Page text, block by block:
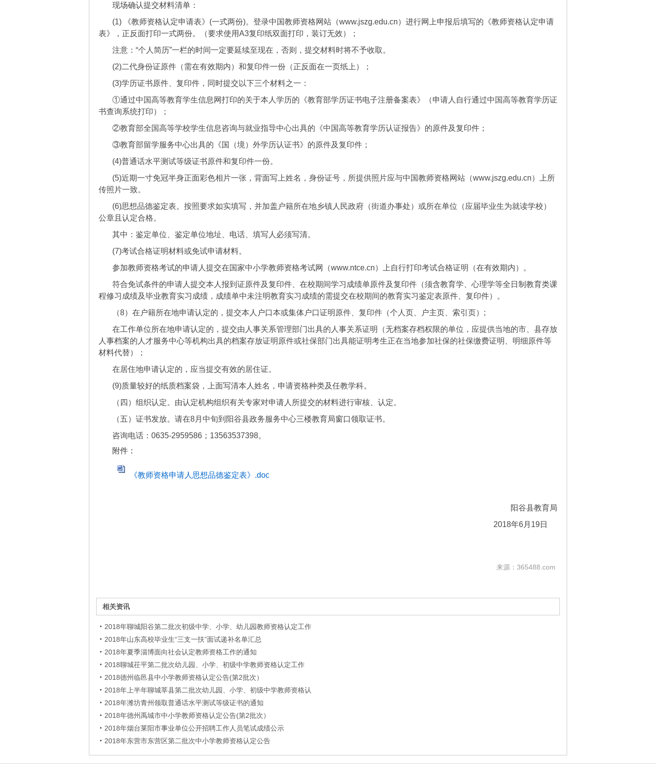
现场确认提交材料清单：
(1) 《教师资格认定申请表》(一式两份)。登录中国教师资格网站（www.jszg.edu.cn）进行网上申报后填写的《教师资格认定申请
表》，正反面打印一式两份。（要求使用A3复印纸双面打印，装订无效）；
注意：“个人简历”一栏的时间一定要延续至现在，否则，提交材料时将不予收取。
(2)二代身份证原件（需在有效期内）和复印件一份（正反面在一页纸上）；
(3)学历证书原件、复印件，同时提交以下三个材料之一：
①通过中国高等教育学生信息网打印的关于本人学历的《教育部学历证书电子注册备案表》（申请人自行通过中国高等教育学历证
书查询系统打印）；
②教育部全国高等学校学生信息咨询与就业指导中心出具的《中国高等教育学历认证报告》的原件及复印件；
③教育部留学服务中心出具的《国（境）外学历认证书》的原件及复印件；
(4)普通话水平测试等级证书原件和复印件一份。
(5)近期一寸免冠半身正面彩色相片一张，背面写上姓名，身份证号，所提供照片应与中国教师资格网站（www.jszg.edu.cn）上所
传照片一致。
(6)思想品德鉴定表。按照要求如实填写，并加盖户籍所在地乡镇人民政府（街道办事处）或所在单位（应届毕业生为就读学校）
公章且认定合格。
其中：鉴定单位、鉴定单位地址、电话、填写人必须写清。
(7)考试合格证明材料或免试申请材料。
参加教师资格考试的申请人提交在国家中小学教师资格考试网（www.ntce.cn）上自行打印考试合格证明（在有效期内）。
符合免试条件的申请人提交本人报到证原件及复印件、在校期间学习成绩单原件及复印件（须含教育学、心理学等全日制教育类课
程修习成绩及毕业教育实习成绩，成绩单中未注明教育实习成绩的需提交在校期间的教育实习鉴定表原件、复印件）。
（8）在户籍所在地申请认定的，提交本人户口本或集体户口证明原件、复印件（个人页、户主页、索引页）;
在工作单位所在地申请认定的，提交由人事关系管理部门出具的人事关系证明（无档案存档权限的单位，应提供当地的市、县存放
人事档案的人才服务中心等机构出具的档案存放证明原件或社保部门出具能证明考生正在当地参加社保的社保缴费证明、明细原件等
材料代替）；
在居住地申请认定的，应当提交有效的居住证。
(9)质量较好的纸质档案袋，上面写清本人姓名，申请资格种类及任教学科。
（四）组织认定。由认定机构组织有关专家对申请人所提交的材料进行审核、认定。
（五）证书发放。请在8月中旬到阳谷县政务服务中心三楼教育局窗口领取证书。
咨询电话：0635-2959586；13563537398。
附件：
《教师资格申请人思想品德鉴定表》.doc
阳谷县教育局
2018年6月19日
来源：365488.com
相关资讯
2018年聊城阳谷第二批次初级中学、小学、幼儿园教师资格认定工作
2018年山东高校毕业生“三支一扶”面试递补名单汇总
2018年夏季淄博面向社会认定教师资格工作的通知
2018聊城茌平第二批次幼儿园、小学、初级中学教师资格认定工作
2018德州临邑县中小学教师资格认定公告(第2批次）
2018年上半年聊城莘县第二批次幼儿园、小学、初级中学教师资格认
2018年潍坊青州领取普通话水平测试等级证书的通知
2018年德州禹城市中小学教师资格认定公告(第2批次）
2018年烟台莱阳市事业单位公开招聘工作人员笔试成绩公示
2018年东营市东营区第二批次中小学教师资格认定公告